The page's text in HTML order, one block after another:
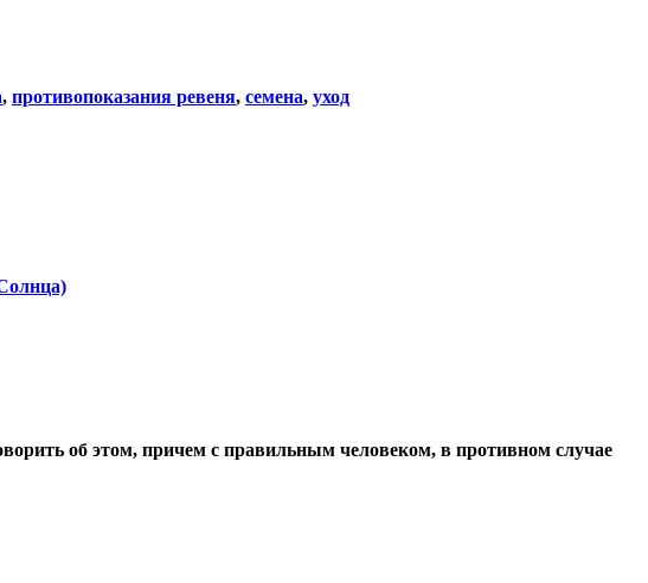
, противопоказания ревеня, семена, уход
об этом, причем с правильным человеком, в противном случае